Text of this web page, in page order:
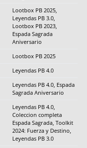
Lootbox PB 2025,
Leyendas PB 3.0,
Lootbox PB 2023,
Espada Sagrada
Aniversario
Lootbox PB 2025
Leyendas PB 4.0
Leyendas PB 4.0, Espada
Sagrada Aniversario
Leyendas PB 4.0,
Coleccion completa
Espada Sagrada, Toolkit
2024: Fuerza y Destino,
Leyendas PB 3.0